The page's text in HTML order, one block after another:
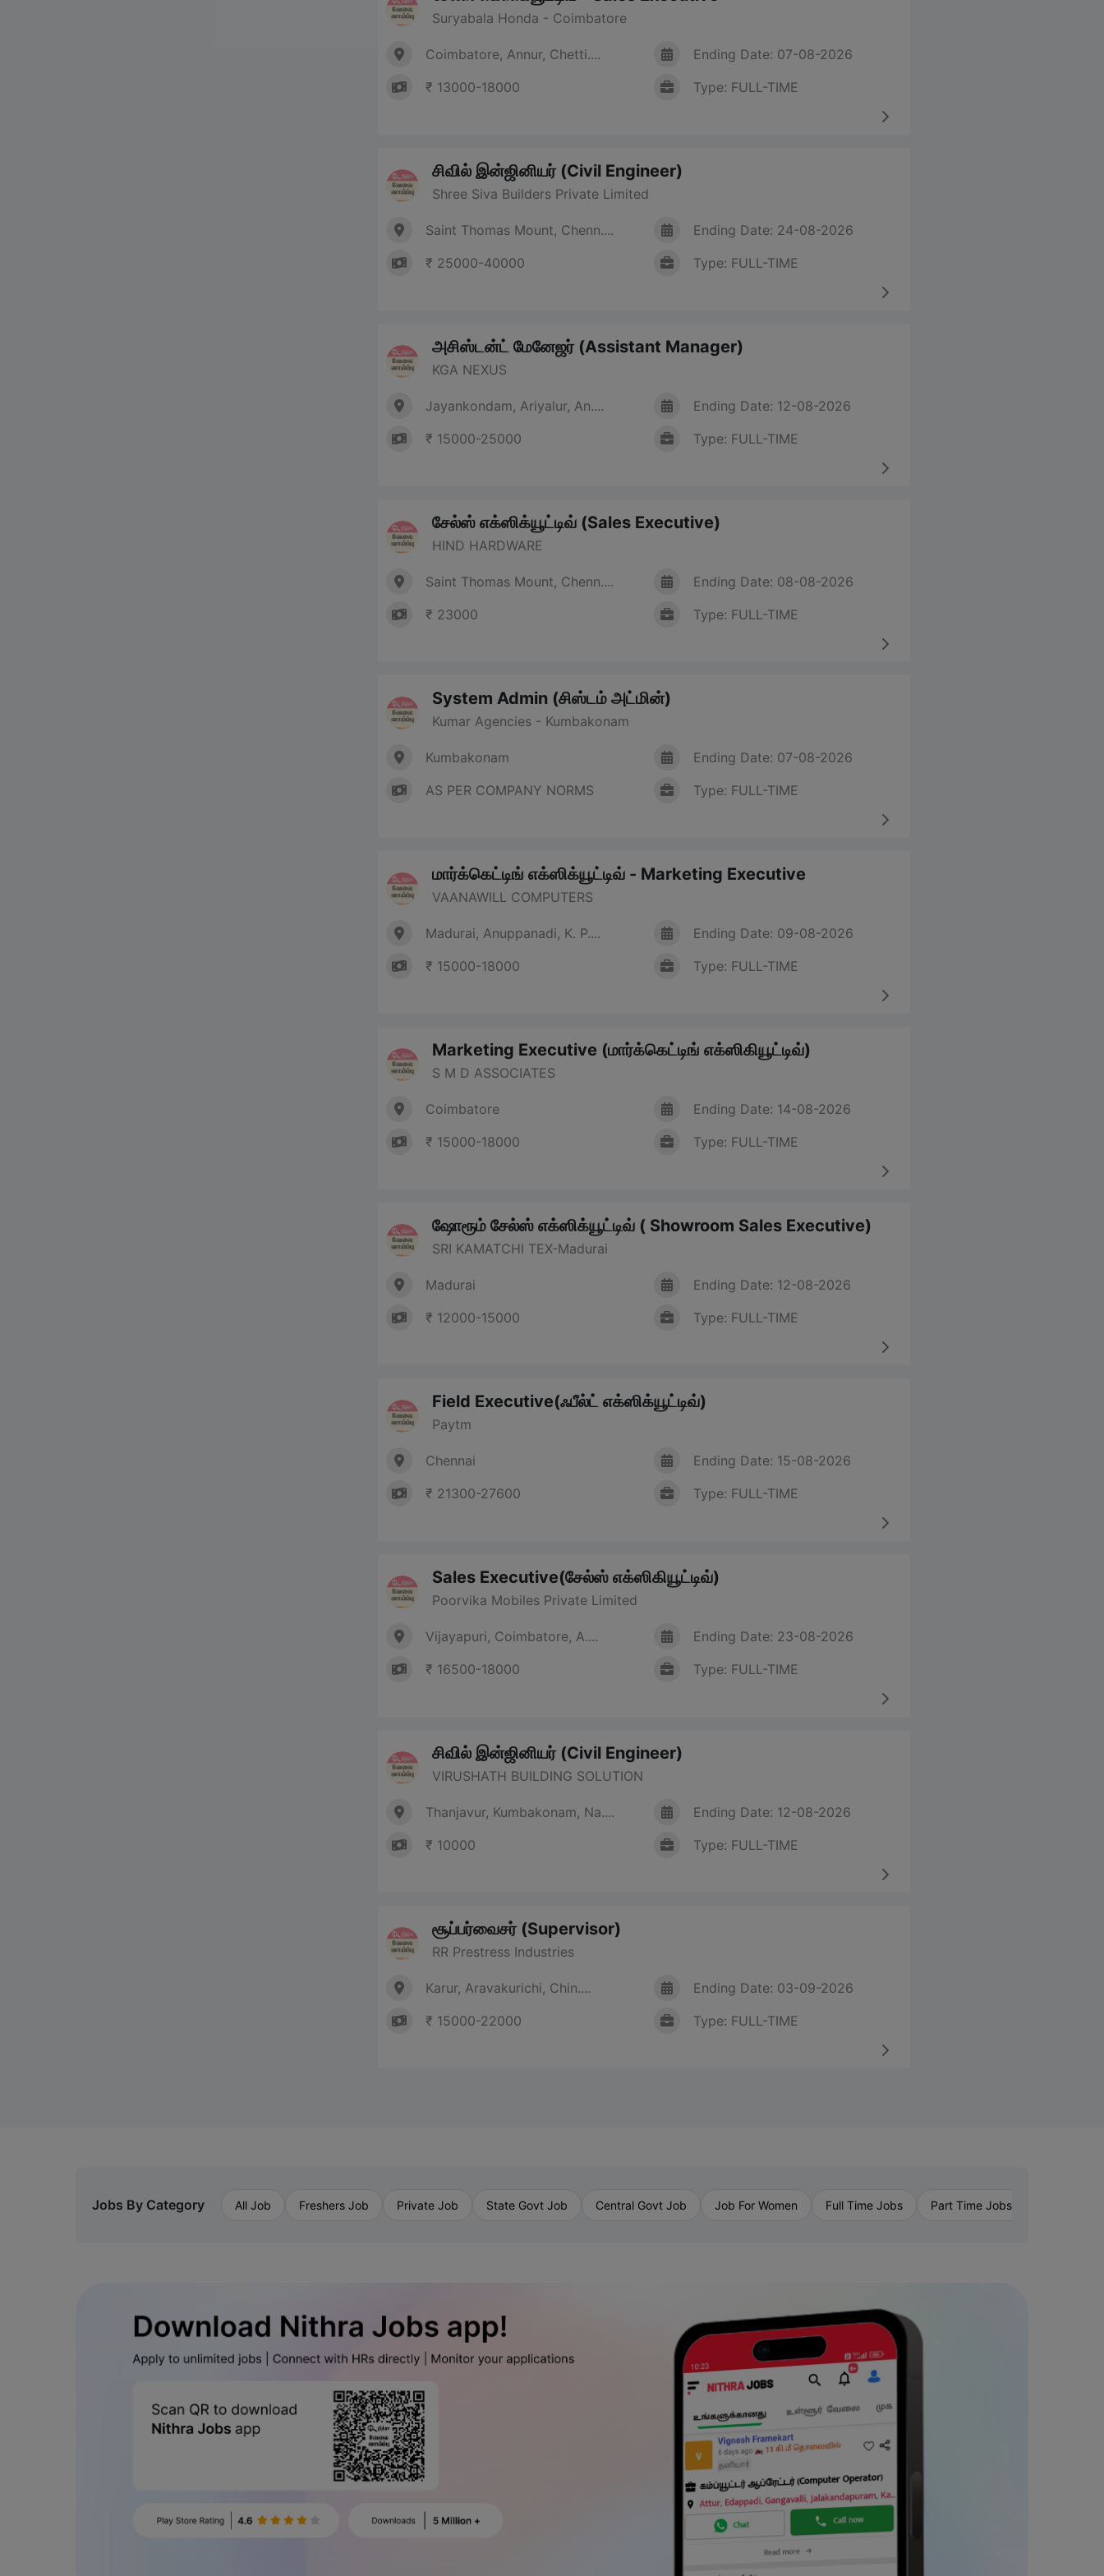
Suryabala Honda - Coimbatore
Coimbatore, Annur, Chetti....
₹ 13000-18000
Ending Date: 07-08-2026
Type: FULL-TIME
சிவில் இன்ஜினியர் (Civil Engineer)
Shree Siva Builders Private Limited
Saint Thomas Mount, Chenn....
₹ 25000-40000
Ending Date: 24-08-2026
Type: FULL-TIME
அசிஸ்டன்ட் மேனேஜர் (Assistant Manager)
KGA NEXUS
Jayankondam, Ariyalur, An....
₹ 15000-25000
Ending Date: 12-08-2026
Type: FULL-TIME
சேல்ஸ் எக்ஸிக்யூட்டிவ் (Sales Executive)
HIND HARDWARE
Saint Thomas Mount, Chenn....
₹ 23000
Ending Date: 08-08-2026
Type: FULL-TIME
System Admin (சிஸ்டம் அட்மின்)
Kumar Agencies - Kumbakonam
Kumbakonam
AS PER COMPANY NORMS
Ending Date: 07-08-2026
Type: FULL-TIME
மார்க்கெட்டிங் எக்ஸிக்யூட்டிவ் - Marketing Executive
VAANAWILL COMPUTERS
Madurai, Anuppanadi, K. P....
₹ 15000-18000
Ending Date: 09-08-2026
Type: FULL-TIME
Marketing Executive (மார்க்கெட்டிங் எக்ஸிகியூட்டிவ்)
S M D ASSOCIATES
Coimbatore
₹ 15000-18000
Ending Date: 14-08-2026
Type: FULL-TIME
ஷோரூம் சேல்ஸ் எக்ஸிக்யூட்டிவ் ( Showroom Sales Executive)
SRI KAMATCHI TEX-Madurai
Madurai
₹ 12000-15000
Ending Date: 12-08-2026
Type: FULL-TIME
Field Executive(ஃபீல்ட் எக்ஸிக்யூட்டிவ்)
Paytm
Chennai
₹ 21300-27600
Ending Date: 15-08-2026
Type: FULL-TIME
Sales Executive(சேல்ஸ் எக்ஸிகியூட்டிவ்)
Poorvika Mobiles Private Limited
Vijayapuri, Coimbatore, A....
₹ 16500-18000
Ending Date: 23-08-2026
Type: FULL-TIME
சிவில் இன்ஜினியர் (Civil Engineer)
VIRUSHATH BUILDING SOLUTION
Thanjavur, Kumbakonam, Na....
₹ 10000
Ending Date: 12-08-2026
Type: FULL-TIME
சூப்பர்வைசர் (Supervisor)
RR Prestress Industries
Karur, Aravakurichi, Chin....
₹ 15000-22000
Ending Date: 03-09-2026
Type: FULL-TIME
Jobs By Category All Job Freshers Job Private Job State Govt Job Central Govt Job Job For Women Full Time Jobs Part Time Jobs